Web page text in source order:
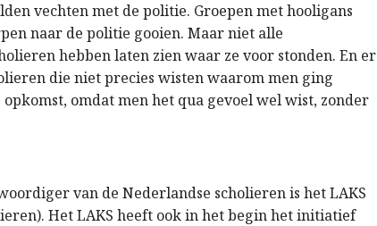
vechten met de politie. Groepen met hooligans
naar de politie gooien. Maar niet alle
hebben laten zien waar ze voor stonden. En er
die niet precies wisten waarom men ging
omdat men het qua gevoel wel wist, zonder
van de Nederlandse scholieren is het LAKS
Het LAKS heeft ook in het begin het initiatief